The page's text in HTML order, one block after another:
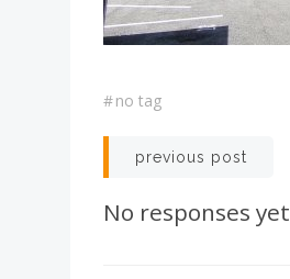
#no tag
Post
navigation
previous post
No responses yet